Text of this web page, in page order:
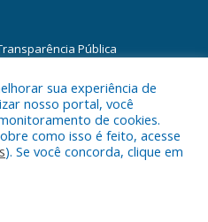
Pública
Municipal de Floresta do
sua experiência de
nosso portal, você
de cookies.
como isso é feito, acesse
). Se você concorda, clique em